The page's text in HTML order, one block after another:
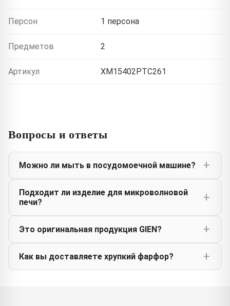
Персон 1 персона
Предметов 2
Артикул XM15402PTC261
Вопросы и ответы
Можно ли мыть в посудомоечной машине?
Подходит ли изделие для микроволновой
печи?
Это оригинальная продукция GIEN?
Как вы доставляете хрупкий фарфор?